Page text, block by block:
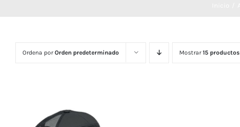
Ordena porOrden predeterminado Mostrar15 productos